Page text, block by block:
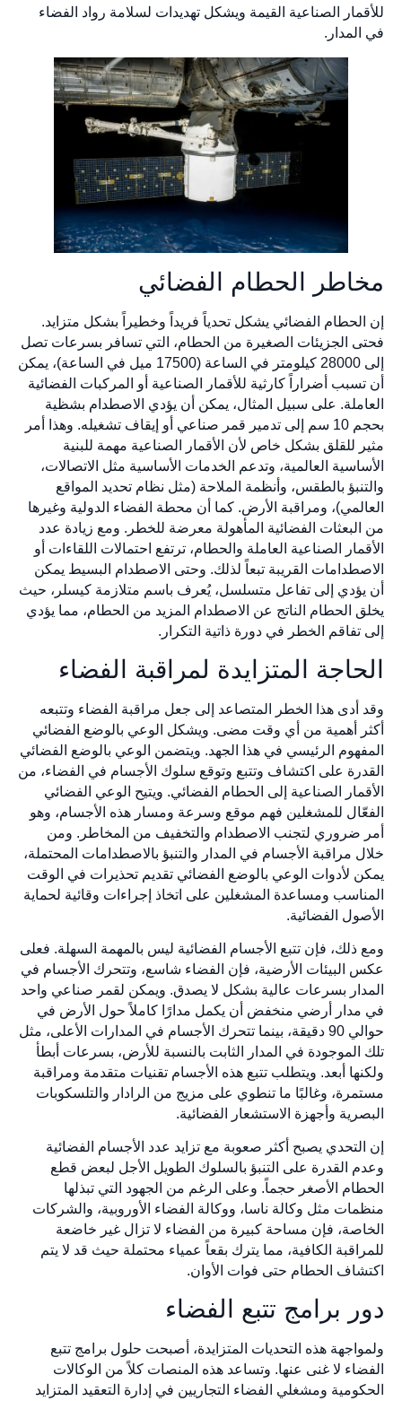
للأقمار الصناعية القيمة ويشكل تهديدات لسلامة رواد الفضاء
في المدار.
مخاطر الحطام الفضائي
إن الحطام الفضائي يشكل تحدياً فريداً وخطيراً بشكل متزايد.
فحتى الجزيئات الصغيرة من الحطام، التي تسافر بسرعات تصل
إلى 28000 كيلومتر في الساعة (17500 ميل في الساعة)، يمكن
أن تسبب أضراراً كارثية للأقمار الصناعية أو المركبات الفضائية
العاملة. على سبيل المثال، يمكن أن يؤدي الاصطدام بشظية
بحجم 10 سم إلى تدمير قمر صناعي أو إيقاف تشغيله. وهذا أمر
مثير للقلق بشكل خاص لأن الأقمار الصناعية مهمة للبنية
الأساسية العالمية، وتدعم الخدمات الأساسية مثل الاتصالات،
والتنبؤ بالطقس، وأنظمة الملاحة (مثل نظام تحديد المواقع
العالمي)، ومراقبة الأرض. كما أن محطة الفضاء الدولية وغيرها
من البعثات الفضائية المأهولة معرضة للخطر. ومع زيادة عدد
الأقمار الصناعية العاملة والحطام، ترتفع احتمالات اللقاءات أو
الاصطدامات القريبة تبعاً لذلك. وحتى الاصطدام البسيط يمكن
أن يؤدي إلى تفاعل متسلسل، يُعرف باسم متلازمة كيسلر، حيث
يخلق الحطام الناتج عن الاصطدام المزيد من الحطام، مما يؤدي
إلى تفاقم الخطر في دورة ذاتية التكرار.
الحاجة المتزايدة لمراقبة الفضاء
وقد أدى هذا الخطر المتصاعد إلى جعل مراقبة الفضاء وتتبعه
أكثر أهمية من أي وقت مضى. ويشكل الوعي بالوضع الفضائي
المفهوم الرئيسي في هذا الجهد. ويتضمن الوعي بالوضع الفضائي
القدرة على اكتشاف وتتبع وتوقع سلوك الأجسام في الفضاء، من
الأقمار الصناعية إلى الحطام الفضائي. ويتيح الوعي الفضائي
الفعّال للمشغلين فهم موقع وسرعة ومسار هذه الأجسام، وهو
أمر ضروري لتجنب الاصطدام والتخفيف من المخاطر. ومن
خلال مراقبة الأجسام في المدار والتنبؤ بالاصطدامات المحتملة،
يمكن لأدوات الوعي بالوضع الفضائي تقديم تحذيرات في الوقت
المناسب ومساعدة المشغلين على اتخاذ إجراءات وقائية لحماية
الأصول الفضائية.
ومع ذلك، فإن تتبع الأجسام الفضائية ليس بالمهمة السهلة. فعلى
عكس البيئات الأرضية، فإن الفضاء شاسع، وتتحرك الأجسام في
المدار بسرعات عالية بشكل لا يصدق. ويمكن لقمر صناعي واحد
في مدار أرضي منخفض أن يكمل مدارًا كاملاً حول الأرض في
حوالي 90 دقيقة، بينما تتحرك الأجسام في المدارات الأعلى، مثل
تلك الموجودة في المدار الثابت بالنسبة للأرض، بسرعات أبطأ
ولكنها أبعد. ويتطلب تتبع هذه الأجسام تقنيات متقدمة ومراقبة
مستمرة، وغالبًا ما تنطوي على مزيج من الرادار والتلسكوبات
البصرية وأجهزة الاستشعار الفضائية.
إن التحدي يصبح أكثر صعوبة مع تزايد عدد الأجسام الفضائية
وعدم القدرة على التنبؤ بالسلوك الطويل الأجل لبعض قطع
الحطام الأصغر حجماً. وعلى الرغم من الجهود التي تبذلها
منظمات مثل وكالة ناسا، ووكالة الفضاء الأوروبية، والشركات
الخاصة، فإن مساحة كبيرة من الفضاء لا تزال غير خاضعة
للمراقبة الكافية، مما يترك بقعاً عمياء محتملة حيث قد لا يتم
اكتشاف الحطام حتى فوات الأوان.
دور برامج تتبع الفضاء
ولمواجهة هذه التحديات المتزايدة، أصبحت حلول برامج تتبع
الفضاء لا غنى عنها. وتساعد هذه المنصات كلاً من الوكالات
الحكومية ومشغلي الفضاء التجاريين في إدارة التعقيد المتزايد